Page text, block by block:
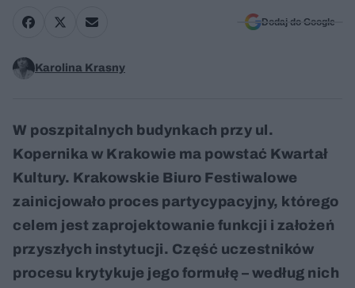
Dodaj do Google
Karolina Krasny
W poszpitalnych budynkach przy ul.
Kopernika w Krakowie ma powstać Kwartał
Kultury. Krakowskie Biuro Festiwalowe
zainicjowało proces partycypacyjny, którego
celem jest zaprojektowanie funkcji i założeń
przyszłych instytucji. Część uczestników
procesu krytykuje jego formułę – według nich